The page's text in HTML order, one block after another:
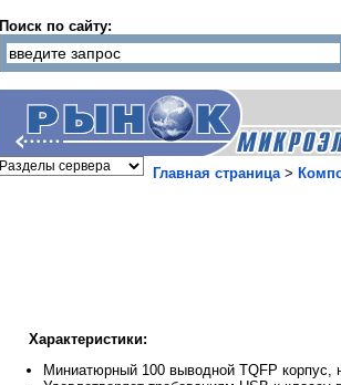
Поиск по сайту:
Главная страница>
Характеристики:
Миниатюрный 100 выводной TQFP